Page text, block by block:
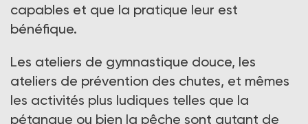
capables et que la pratique leur est
bénéfique.
Les ateliers de gymnastique douce, les
ateliers de prévention des chutes, et mêmes
les activités plus ludiques telles que la
pétanque ou bien la pêche sont autant de